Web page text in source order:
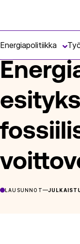
Energiapolitiikka
LAUSUNNOT